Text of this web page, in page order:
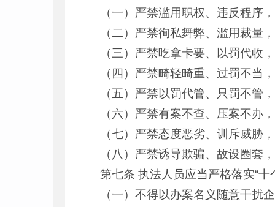
（一）严禁滥用职权、违反程序
（二）严禁徇私舞弊、滥用裁量
（三）严禁吃拿卡要、以罚代收
（四）严禁畸轻畸重、过罚不当
（五）严禁以罚代管、只罚不管
（六）严禁有案不查、压案不办
（七）严禁态度恶劣、训斥威胁
（八）严禁诱导欺骗、故设圈套
第七条 执法人员应当严格落实“十
（一）不得以办案名义随意干扰